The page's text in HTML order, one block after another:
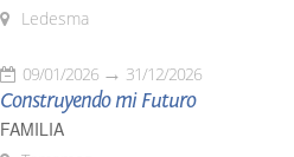
Ledesma
09/01/2026 31/12/2026
Construyendo mi Futuro
FAMILIA